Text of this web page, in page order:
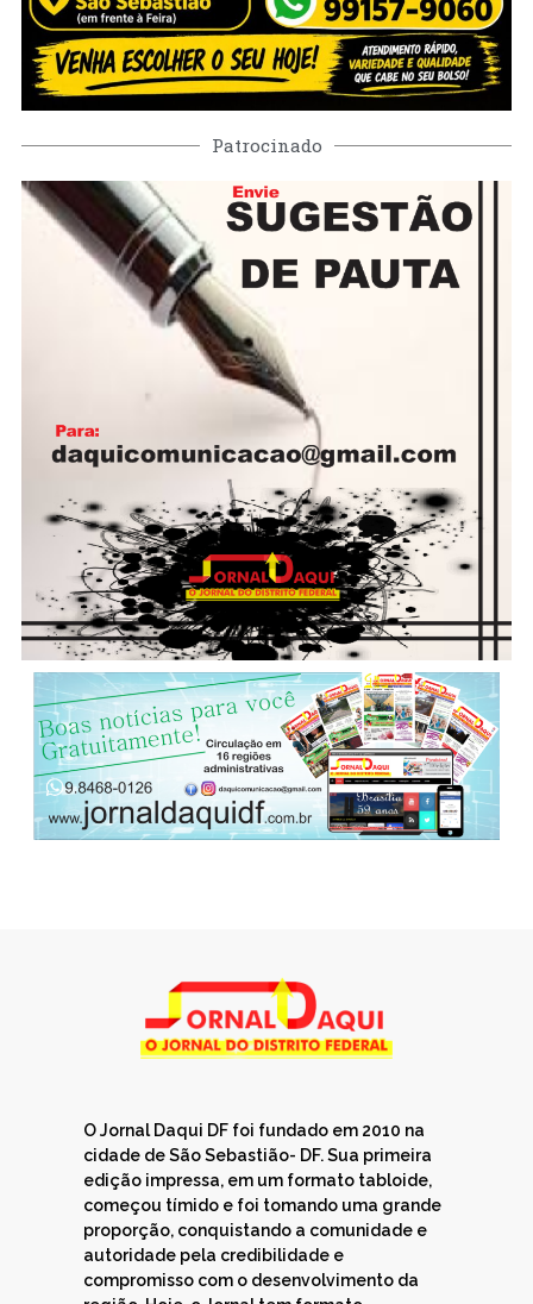
Patrocinado
O Jornal Daqui DF foi fundado em 2010 na
cidade de São Sebastião- DF. Sua primeira
edição impressa, em um formato tabloide,
começou tímido e foi tomando uma grande
proporção, conquistando a comunidade e
autoridade pela credibilidade e
compromisso com o desenvolvimento da